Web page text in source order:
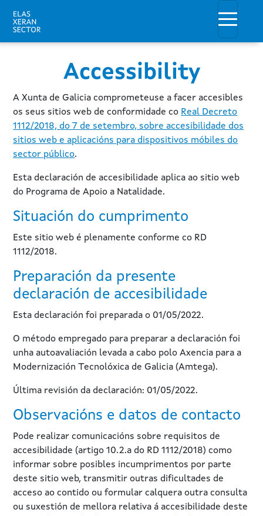
Accessibility
A Xunta de Galicia comprometeuse a facer accesibles
os seus sitios web de conformidade co Real Decreto
1112/2018, do 7 de setembro, sobre accesibilidade dos
sitios web e aplicacións para dispositivos móbiles do
sector público.
Esta declaración de accesibilidade aplica ao sitio web
do Programa de Apoio a Natalidade.
Situación do cumprimento
Este sitio web é plenamente conforme co RD
1112/2018.
Preparación da presente
declaración de accesibilidade
Esta declaración foi preparada o 01/05/2022.
O método empregado para preparar a declaración foi
unha autoavaliación levada a cabo polo Axencia para a
Modernización Tecnolóxica de Galicia (Amtega).
Última revisión da declaración: 01/05/2022.
Observacións e datos de contacto
Pode realizar comunicacións sobre requisitos de
accesibilidade (artigo 10.2.a do RD 1112/2018) como
informar sobre posibles incumprimentos por parte
deste sitio web, transmitir outras dificultades de
acceso ao contido ou formular calquera outra consulta
ou suxestión de mellora relativa á accesibilidade deste